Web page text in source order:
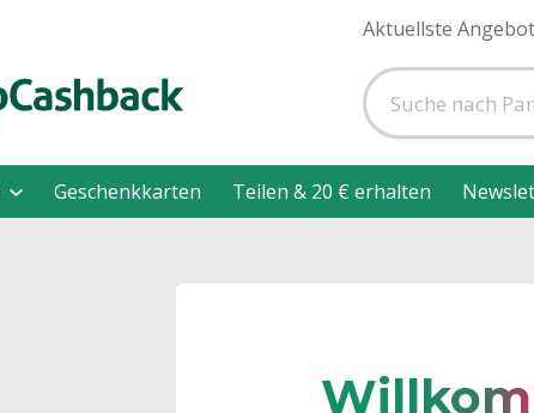
Aktuellste
Geschenkkarten Teilen & 20 € erhalten